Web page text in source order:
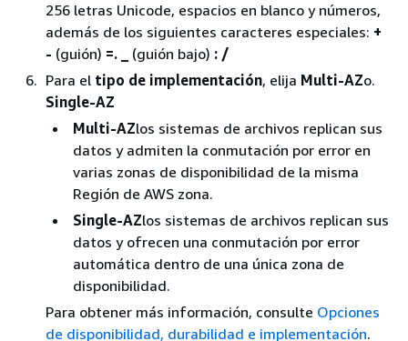
256 letras Unicode, espacios en blanco y números,
además de los siguientes caracteres especiales: +
- (guión) =. (guión bajo) : /
Para el tipo de implementación, elija Multi-AZo.
Single-AZ
Multi-AZlos sistemas de archivos replican sus
datos y admiten la conmutación por error en
varias zonas de disponibilidad de la misma
Región de AWS zona.
Single-AZlos sistemas de archivos replican sus
datos y ofrecen una conmutación por error
automática dentro de una única zona de
disponibilidad.
Para obtener más información, consulte Opciones
de disponibilidad, durabilidad e implementación.